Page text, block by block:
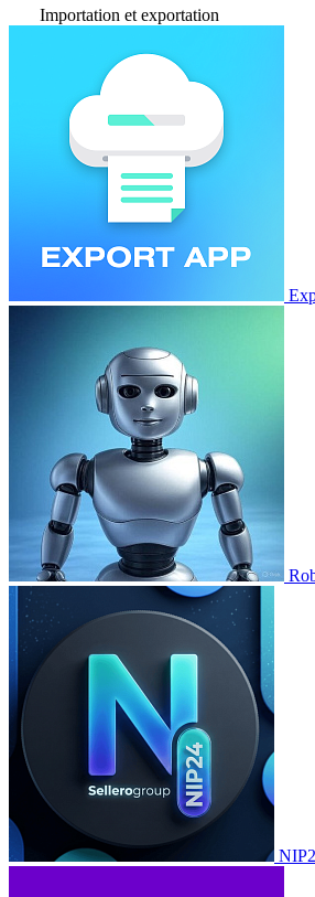
Importation et exportation